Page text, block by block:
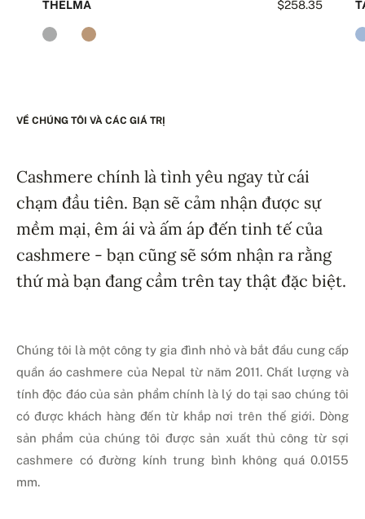
$258.35
THELMA
VỀ CHÚNG TÔI VÀ CÁC GIÁ TRỊ
Cashmere chính là tình yêu ngay từ cái
chạm đầu tiên. Bạn sẽ cảm nhận được sự
mềm mại, êm ái và ấm áp đến tinh tế của
cashmere - bạn cũng sẽ sớm nhận ra rằng
thứ mà bạn đang cầm trên tay thật đặc biệt.
Chúng tôi là một công ty gia đình nhỏ và bắt đầu cung cấp
quần áo cashmere của Nepal từ năm 2011. Chất lượng và
tính độc đáo của sản phẩm chính là lý do tại sao chúng tôi
có được khách hàng đến từ khắp nơi trên thế giới. Dòng
sản phẩm của chúng tôi được sản xuất thủ công từ sợi
cashmere có đường kính trung bình không quá 0.0155
mm.